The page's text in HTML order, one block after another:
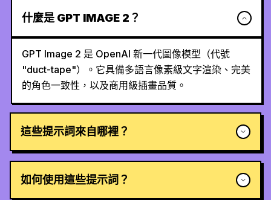
什麼是 GPT IMAGE 2？
GPT Image 2 是 OpenAI 新一代圖像模型（代號
"duct-tape"）。它具備多語言像素級文字渲染、完美
的角色一致性，以及商用級插畫品質。
這些提示詞來自哪裡？
如何使用這些提示詞？